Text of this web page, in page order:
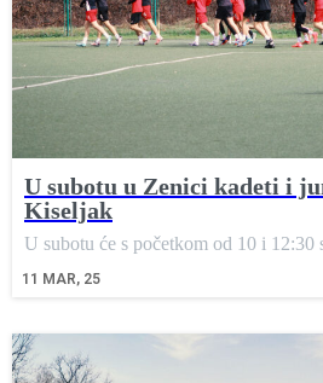
U subotu u Zenici kadeti i
Kiseljak
11 MAR, 25
U subotu će s početkom od 10 i 12:30